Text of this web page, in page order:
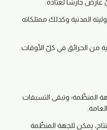
عارض حارسًا لعتاده.
المدنية وكذلك ممتلكاته
من الحرائق في كلّ الأوقات.
المنظّمة؛ وتبقى التسبقات
يمكن للجهة المنظّمة